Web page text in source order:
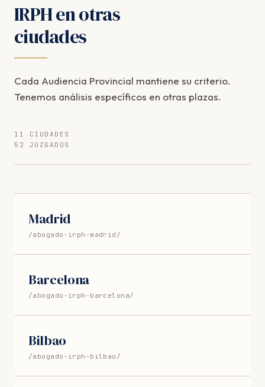
IRPH en otras
ciudades
Cada Audiencia Provincial mantiene su criterio.
Tenemos análisis específicos en otras plazas.
11 CIUDADES
52 JUZGADOS
Madrid
/abogado-irph-madrid/
Barcelona
/abogado-irph-barcelona/
Bilbao
/abogado-irph-bilbao/